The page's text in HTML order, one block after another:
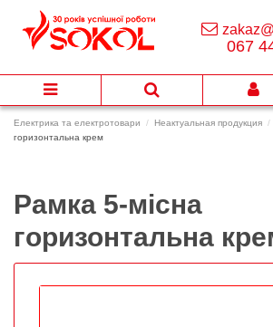
Електрика та електротовари Неактуальная продукция
горизонтальна крем
Рамка 5-місна
горизонтальна
067